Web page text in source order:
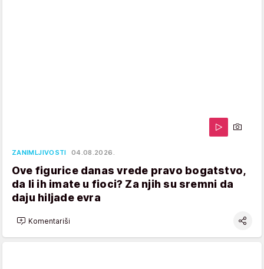
ZANIMLJIVOSTI 04.08.2026.
Ove figurice danas vrede pravo bogatstvo,
da li ih imate u fioci? Za njih su sremni da
daju hiljade evra
Komentariši